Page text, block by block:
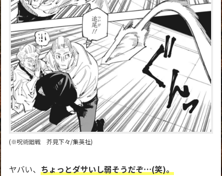
(※呪術廻戦 芥見下々/集英社)
ヤバい、ちょっとダサいし弱そうだぞ…(笑)。